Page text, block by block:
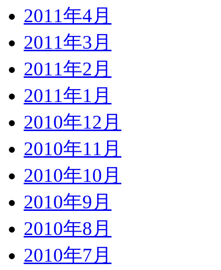
2011年4月
2011年3月
2011年2月
2011年1月
2010年12月
2010年11月
2010年10月
2010年9月
2010年8月
2010年7月